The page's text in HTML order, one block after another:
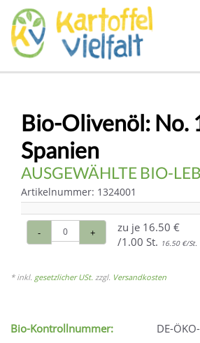
Bio-Olivenöl: No.
Spanien
AUSGEWÄHLTE BIO-
Artikelnummer: 1324001
- + zu je 16.50 €
/1.00 St. 16.50 €/St.
* inkl. gesetzlicher USt. zzgl. Versandkosten
Bio-Kontrollnummer: DE-